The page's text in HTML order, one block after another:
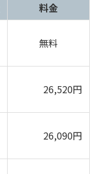
料金
無料
26,520円
26,090円